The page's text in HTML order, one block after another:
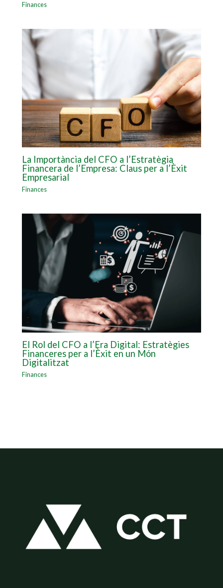
Finances
La Importància del CFO a l’Estratègia
Financera de l’Empresa: Claus per a l’Èxit
Empresarial
Finances
El Rol del CFO a l’Era Digital: Estratègies
Financeres per a l’Èxit en un Món
Digitalitzat
Finances